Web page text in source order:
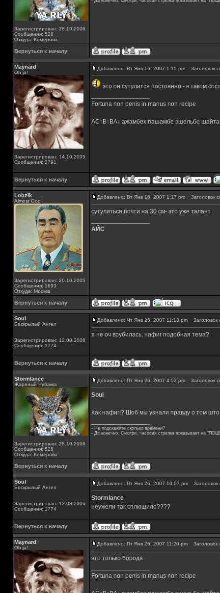
Зарегистрирован: 28.10.2006
Сообщения: 528
Откуда: Кемерово
Вернуться к началу
Maynard
Oh ja!
Зарегистрирован: 14.10.2005
Сообщения: 2791
Добавлено: Вт Янв 16, 2007 1:15 pm Заголовок
это он сутулится постоянно - в таком
Fortuna non penis in manus non recipe
AC↑B↑BA↓ ажамбех пашамбе эшельбе
Вернуться к началу
Lobzik
Almost God
Зарегистрирован: 20.10.2005
Сообщения: 1693
Откуда: Москва
Добавлено: Вт Янв 16, 2007 1:17 pm Заголовок
сутулиться почти на 30 см- это уже талант
АЙС
Вернуться к началу
Soul
Бескрылый Ангел
Зарегистрирован: 12.08.2006
Сообщения: 1774
Добавлено: Чт Янв 25, 2007 11:13 pm Заголовок
я не оч врубилась, нафиг подобная тема?
Вернуться к началу
Stormlance
Жареный Чубакка
Зарегистрирован: 28.10.2006
Сообщения: 528
Откуда: Кемерово
Добавлено: Пт Янв 26, 2007 4:53 pm Заголовок
Soul
Как нафиг!? Шоб мы узнали правду о том
- Не подскажите сколько времени?
- Да конечно. Смотри, часовая стрелка показывает на
Вернуться к началу
Soul
Бескрылый Ангел
Зарегистрирован: 12.08.2006
Сообщения: 1774
Добавлено: Пт Янв 26, 2007 10:07 pm Заголовок
Stormlance
неужели так сплющило????
Вернуться к началу
Maynard
Oh ja!
Добавлено: Пт Янв 26, 2007 11:20 pm Заголовок
это только борода
Fortuna non penis in manus non recipe